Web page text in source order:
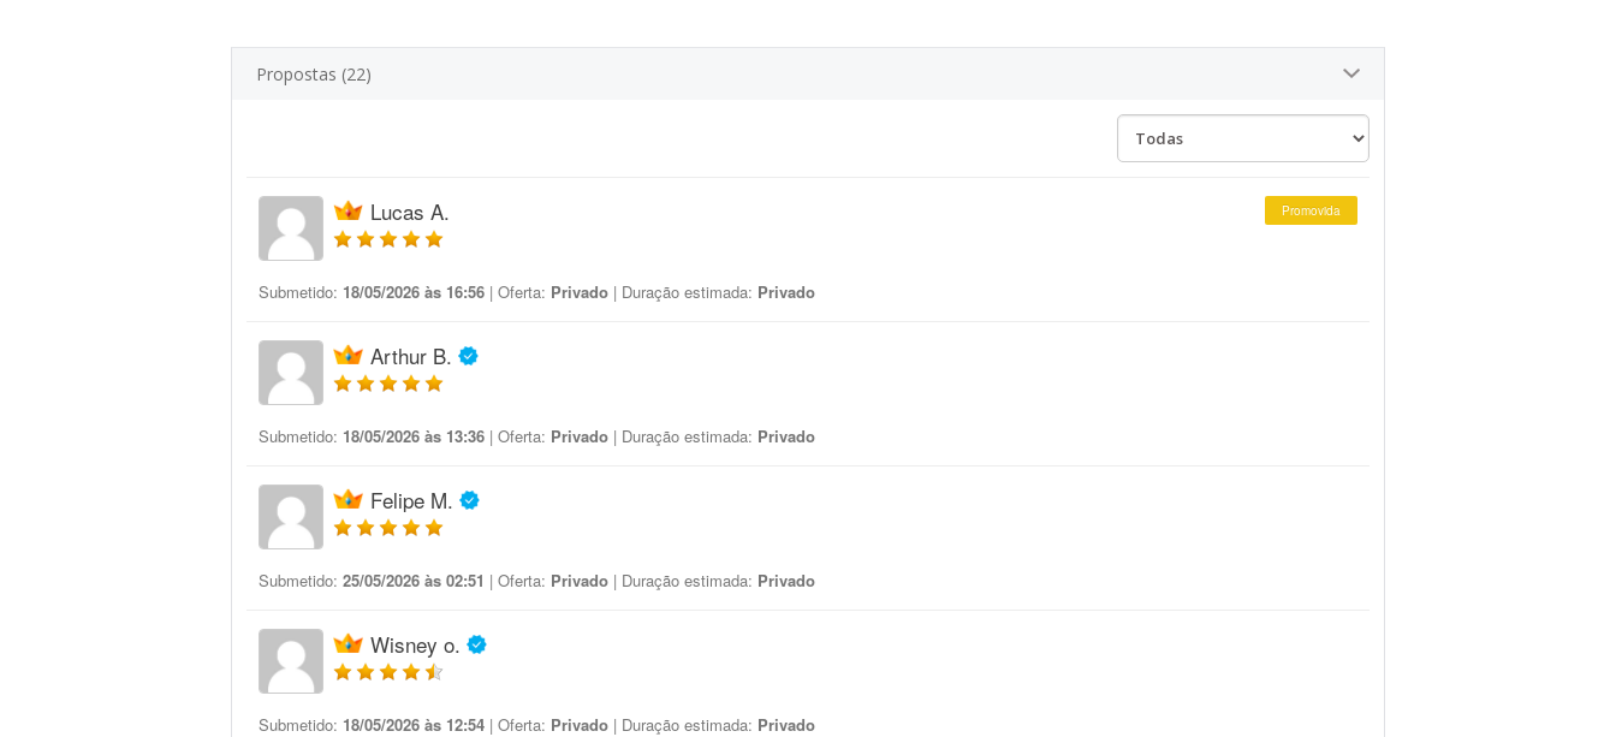
Propostas (22)
Lucas A. Promovida
Submetido: 18/05/2026 às 16:56 | Oferta: Privado | Duração estimada: Privado
Arthur B.
Submetido: 18/05/2026 às 13:36 | Oferta: Privado | Duração estimada: Privado
Felipe M.
Submetido: 25/05/2026 às 02:51 | Oferta: Privado | Duração estimada: Privado
Wisney o.
Submetido: 18/05/2026 às 12:54 | Oferta: Privado | Duração estimada: Privado